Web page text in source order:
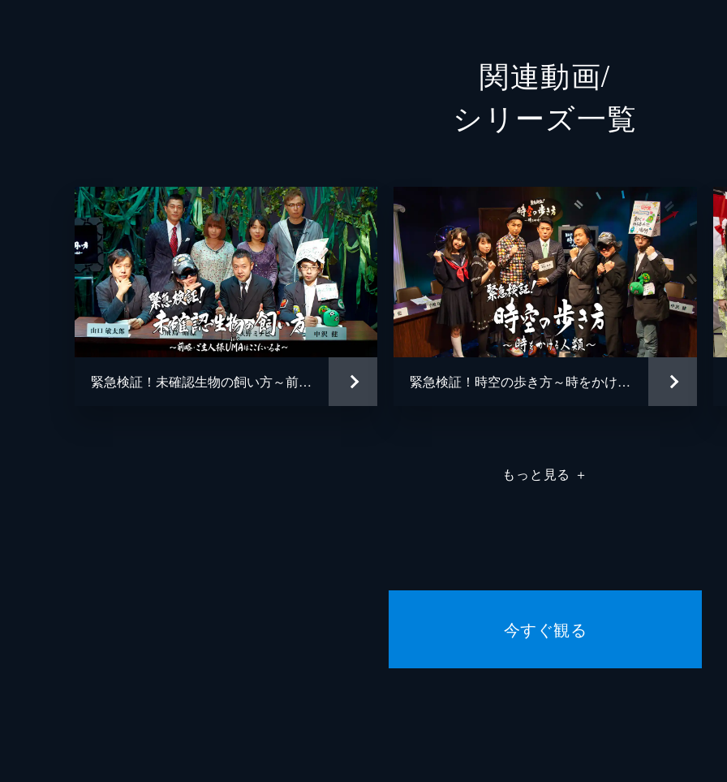
関連動画/
シリーズ⼀覧
緊急検証！未確認生物の飼い方～前略・ご主人様 UMA(ぼく)はここにいるよ～ ディレクターズカット版 緊急検証！時空の歩き方～時をかける人類～ ディレクターズカット版
もっと見る ＋
今すぐ観る